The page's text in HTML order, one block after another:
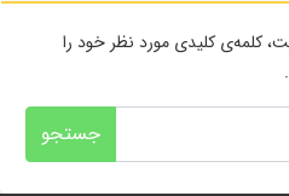
کلیدی مورد نظر خود را
جستجو